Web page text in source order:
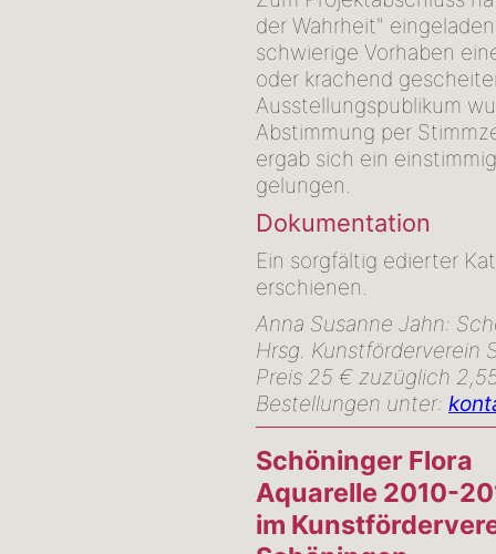
der Wahrheit"
schwierige Vorhaben
oder krachend
Ausstellungspublikum
Abstimmung per
ergab sich ein
gelungen.
Dokumentation
Ein sorgfältig edierter
erschienen.
Anna Susanne Jahn:
Hrsg. Kunstförderverein
Preis 25 € zuzüglich
Bestellungen unter:
Schöninger Flora
Aquarelle 2010-
im